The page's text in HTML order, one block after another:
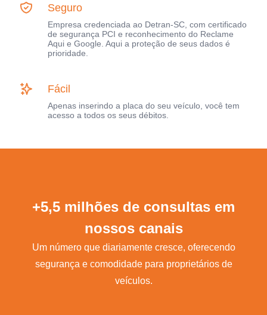
Seguro
Empresa credenciada ao Detran-SC, com certificado
de segurança PCI e reconhecimento do Reclame
Aqui e Google. Aqui a proteção de seus dados é
prioridade.
Fácil
Apenas inserindo a placa do seu veículo, você tem
acesso a todos os seus débitos.
+5,5 milhões de consultas em
nossos canais
Um número que diariamente cresce, oferecendo
segurança e comodidade para proprietários de
veículos.